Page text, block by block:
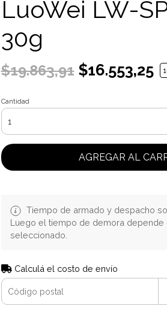
LuoWei LW-
30g
$19.863,91$16.553,25
Cantidad
AGREGAR AL
Tiempo de armado y despacho
Luego el tiempo de demora
seleccionado.
Calculá el costo de envío